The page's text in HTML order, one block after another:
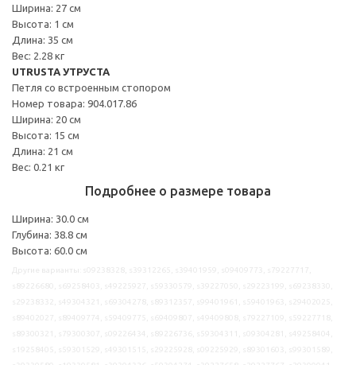
Ширина: 27 см
Высота: 1 см
Длина: 35 см
Вес: 2.28 кг
UTRUSTA УТРУСТА
Петля со встроенным стопором
Номер товара: 904.017.86
Ширина: 20 см
Высота: 15 см
Длина: 21 см
Вес: 0.21 кг
Подробнее о размере товара
Ширина: 30.0 см
Глубина: 38.8 см
Высота: 60.0 см